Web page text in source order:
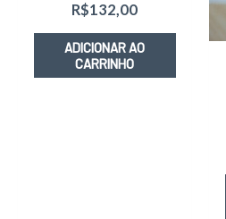
R$132,00
ADICIONAR AO
CARRINHO